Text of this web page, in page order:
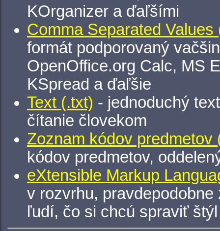
KOrganizer a ďaľšími
Comma Separated Values
formát podporovaný
OpenOffice.org Calc, MS
KSpread a ďaľšie
Text (.txt) - jednoduchý
čítanie človekom
Zoznam kódov predmetov
kódov predmetov,
eXtensible Markup
v rozvrhu,
ľudí, čo si chcú spraviť